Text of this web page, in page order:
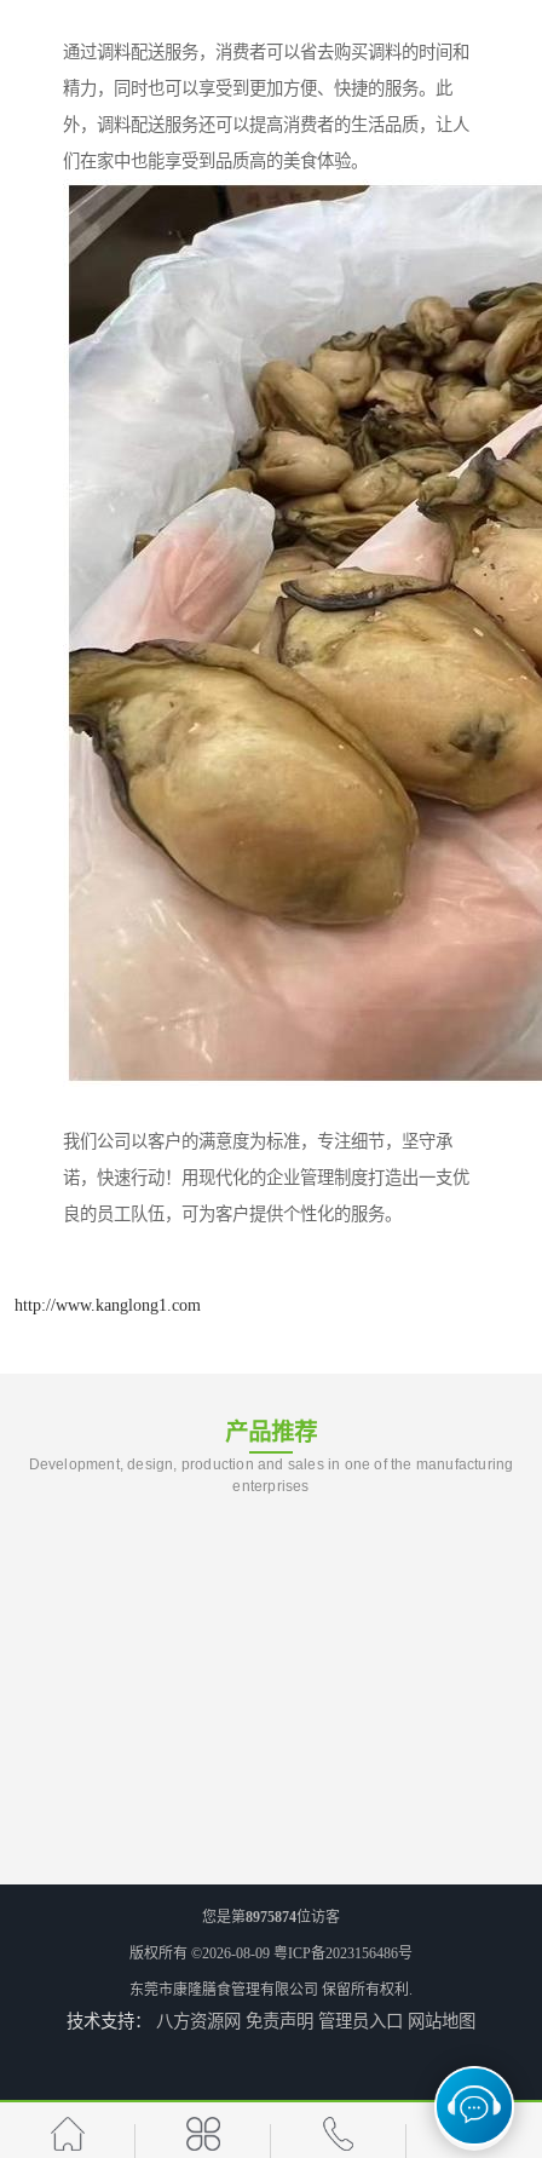
通过调料配送服务，消费者可以省去购买调料的时间和
精力，同时也可以享受到更加方便、快捷的服务。此
外，调料配送服务还可以提高消费者的生活品质，让人
们在家中也能享受到品质高的美食体验。
我们公司以客户的满意度为标准，专注细节，坚守承
诺，快速行动！用现代化的企业管理制度打造出一支优
良的员工队伍，可为客户提供个性化的服务。
http://www.kanglong1.com
产品推荐
Development, design, production and sales in one of the manufacturing
enterprises
您是第8975874位访客
版权所有 ©2026-08-09 粤ICP备2023156486号
东莞市康隆膳食管理有限公司 保留所有权利.
技术支持： 八方资源网 免责声明 管理员入口 网站地图